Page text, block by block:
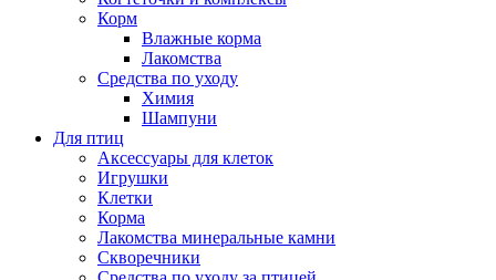
Корм
Влажные корма
Лакомства
Средства по уходу
Химия
Шампуни
Для птиц
Аксессуары для клеток
Игрушки
Клетки
Корма
Лакомства минеральные камни
Скворечники